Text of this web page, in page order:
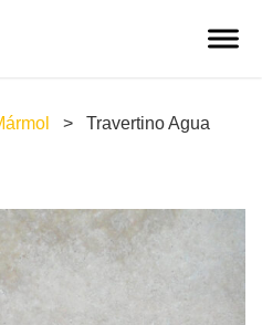
> Travertino Agua